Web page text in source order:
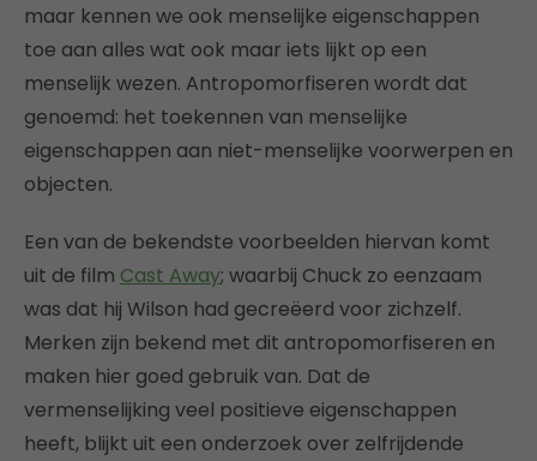
maar kennen we ook menselijke eigenschappen
toe aan alles wat ook maar iets lijkt op een
menselijk wezen. Antropomorfiseren wordt dat
genoemd: het toekennen van menselijke
eigenschappen aan niet-menselijke voorwerpen en
objecten.
Een van de bekendste voorbeelden hiervan komt
uit de film Cast Away; waarbij Chuck zo eenzaam
was dat hij Wilson had gecreëerd voor zichzelf.
Merken zijn bekend met dit antropomorfiseren en
maken hier goed gebruik van. Dat de
vermenselijking veel positieve eigenschappen
heeft, blijkt uit een onderzoek over zelfrijdende